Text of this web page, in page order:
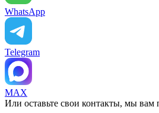
WhatsApp
Telegram
MAX
Или оставьте свои контакты, мы вам